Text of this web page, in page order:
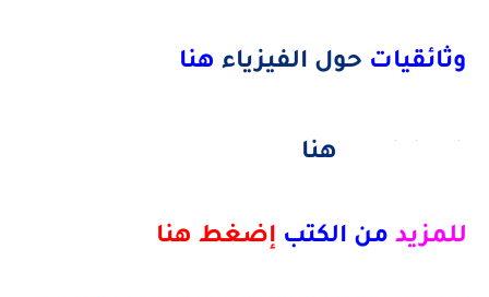
وثائقيات حول الفيزياء هنا
للمزيد من الكتب إضغط هنا